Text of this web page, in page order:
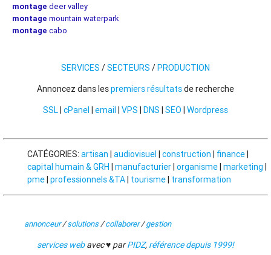
montage deer valley
montage mountain waterpark
montage cabo
SERVICES /SECTEURS /PRODUCTION
Annoncez dans lespremiers résultatsde recherche
SSL| cPanel | email | VPS | DNS | SEO | Wordpress
CATÉGORIES: artisan | audiovisuel | construction | finance|
capital humain & GRH | manufacturier| organisme| marketing |
pme| professionnels &TA| tourisme| transformation
annonceur/solutions/collaborer/gestion
services webavec ♥ parPIDZ, référence depuis 1999!